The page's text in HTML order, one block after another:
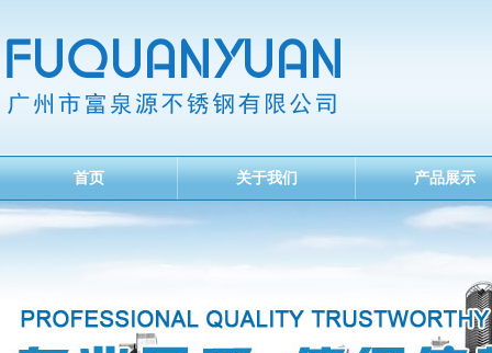
首页 关于我们 产品展示